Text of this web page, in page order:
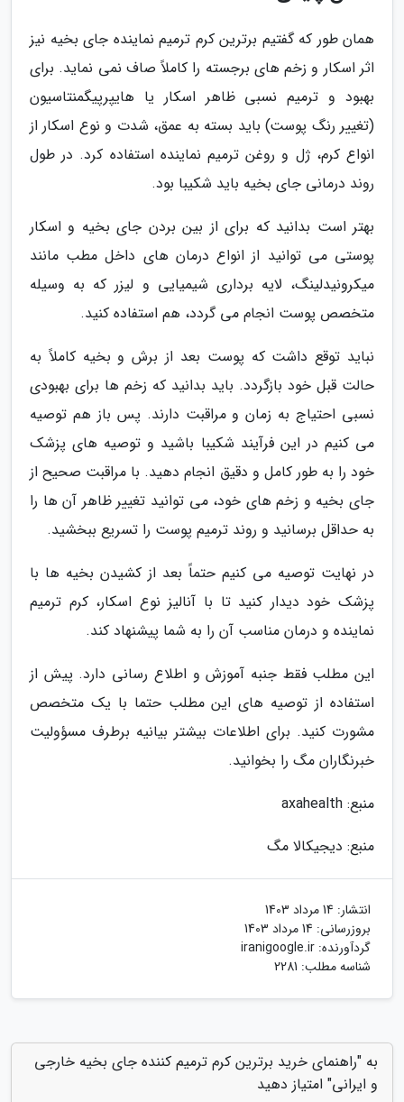
همان طور که گفتیم برترین کرم ترمیم نماینده جای بخیه نیز
اثر اسکار و زخم های برجسته را کاملاً صاف نمی نماید. برای
بهبود و ترمیم نسبی ظاهر اسکار یا هایپرپیگمنتاسیون
(تغییر رنگ پوست) باید بسته به عمق، شدت و نوع اسکار از
انواع کرم، ژل و روغن ترمیم نماینده استفاده کرد. در طول
روند درمانی جای بخیه باید شکیبا بود.
بهتر است بدانید که برای از بین بردن جای بخیه و اسکار
پوستی می توانید از انواع درمان های داخل مطب مانند
میکرونیدلینگ، لایه برداری شیمیایی و لیزر که به وسیله
متخصص پوست انجام می گردد، هم استفاده کنید.
نباید توقع داشت که پوست بعد از برش و بخیه کاملاً به
حالت قبل خود بازگردد. باید بدانید که زخم ها برای بهبودی
نسبی احتیاج به زمان و مراقبت دارند. پس باز هم توصیه
می کنیم در این فرآیند شکیبا باشید و توصیه های پزشک
خود را به طور کامل و دقیق انجام دهید. با مراقبت صحیح از
جای بخیه و زخم های خود، می توانید تغییر ظاهر آن ها را
به حداقل برسانید و روند ترمیم پوست را تسریع ببخشید.
در نهایت توصیه می کنیم حتماً بعد از کشیدن بخیه ها با
پزشک خود دیدار کنید تا با آنالیز نوع اسکار، کرم ترمیم
نماینده و درمان مناسب آن را به شما پیشنهاد کند.
این مطلب فقط جنبه آموزش و اطلاع رسانی دارد. پیش از
استفاده از توصیه های این مطلب حتما با یک متخصص
مشورت کنید. برای اطلاعات بیشتر بیانیه برطرف مسؤولیت
خبرنگاران مگ را بخوانید.
منبع: axahealth
منبع: دیجیکالا مگ
انتشار: 14 مرداد 1403
بروزرسانی: 14 مرداد 1403
گردآورنده: iranigoogle.ir
شناسه مطلب: 2281
به "راهنمای خرید برترین کرم ترمیم کننده جای بخیه خارجی
و ایرانی" امتیاز دهید